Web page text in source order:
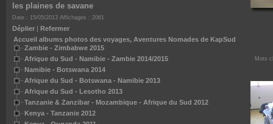
les plaines de savane
Date : 15/05/2013 Affichages : 2061
Déplier | Refermer
Accueil albums photos des voyages, Aventures Nomades de KapSud
Zambie - Zimbabwe 2015
Afrique du Sud - Namibie - Zambie 2014/2015
Namibie - Botswana 2014
Afrique du Sud - Botswana - Namibie 2013
Afrique du Sud - Lesotho 2013
Tanzanie & Zanzibar - Mozambique - Afrique du Sud 2012
Kenya - Tanzanie 2012
Mots